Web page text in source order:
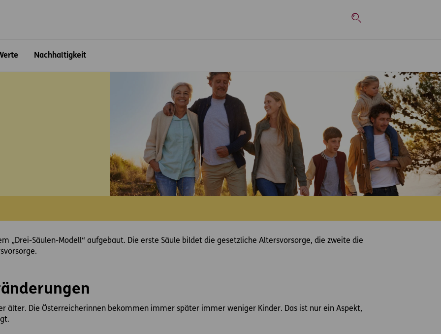
Suche
Nachhaltigkeit
„Drei-Säulen-Modell“ aufgebaut. Die erste Säule bildet die gesetzliche Altersvorsorge, die zweite die
älter. Die Österreicherinnen bekommen immer später immer weniger Kinder. Das ist nur ein Aspekt,